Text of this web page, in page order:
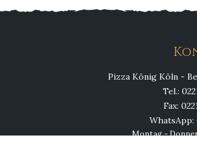
Pizza König Köln -
Tel.:
Fax:
WhatsApp:
Montag -